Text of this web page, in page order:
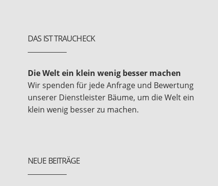
DAS IST TRAUCHECK
Die Welt ein klein wenig besser machen
Wir spenden für jede Anfrage und Bewertung
unserer Dienstleister Bäume, um die Welt ein
klein wenig besser zu machen.
NEUE BEITRÄGE